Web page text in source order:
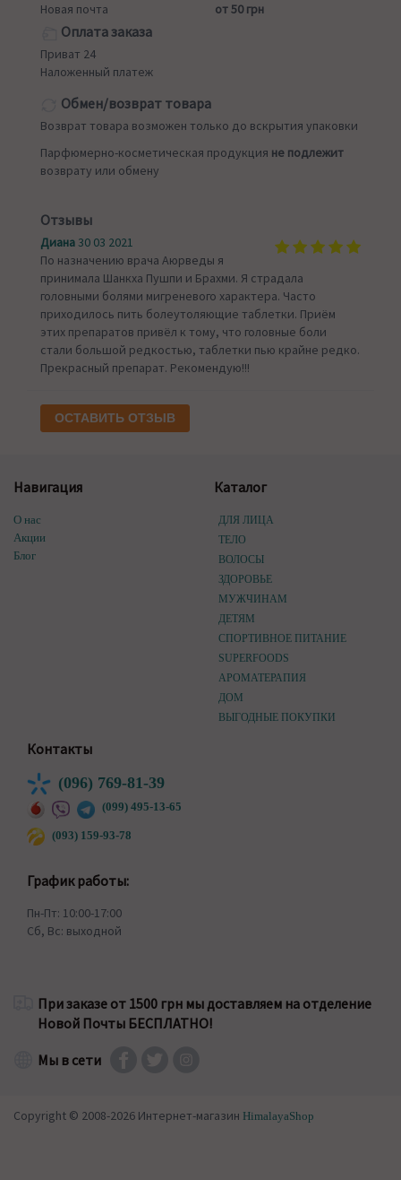
Новая почта от 50 грн
Оплата заказа
Приват 24
Наложенный платеж
Обмен/возврат товара
Возврат товара возможен только до вскрытия упаковки
Парфюмерно-косметическая продукция не подлежит
возврату или обмену
Отзывы
Диана30 03 2021
По назначению врача Аюрведы я
принимала Шанкха Пушпи и Брахми. Я страдала
головными болями мигреневого характера. Часто
приходилось пить болеутоляющие таблетки. Приём
этих препаратов привёл к тому, что головные боли
стали большой редкостью, таблетки пью крайне редко.
Прекрасный препарат. Рекомендую!!!
ОСТАВИТЬ ОТЗЫВ
Навигация
О нас
Акции
Блог
Каталог
ДЛЯ ЛИЦА
ТЕЛО
ВОЛОСЫ
ЗДОРОВЬЕ
МУЖЧИНАМ
ДЕТЯМ
СПОРТИВНОЕ ПИТАНИЕ
SUPERFOODS
АРОМАТЕРАПИЯ
ДОМ
ВЫГОДНЫЕ ПОКУПКИ
Контакты
(096) 769-81-39
(099) 495-13-65
(093) 159-93-78
График работы:
Пн-Пт: 10:00-17:00
Сб, Вс: выходной
При заказе от 1500 грн мы доставляем на отделение
Новой Почты БЕСПЛАТНО!
Мы в сети
Copyright © 2008-2026 Интернет-магазин HimalayaShop